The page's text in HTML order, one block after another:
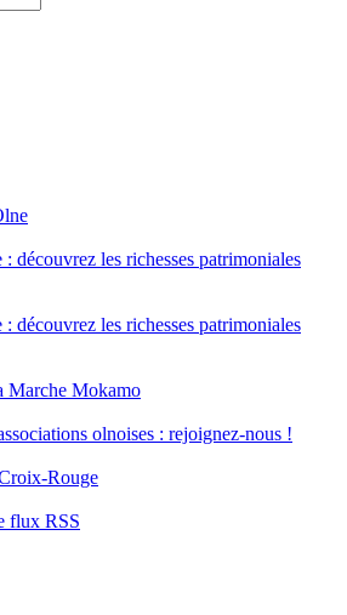
découvrez les richesses patrimoniales
découvrez les richesses patrimoniales
Marche Mokamo
olnoises : rejoignez-nous !
Rouge
flux RSS